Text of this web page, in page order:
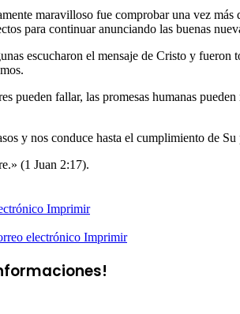
maravilloso fue comprobar una vez
para continuar anunciando las buenas
escucharon el mensaje de Cristo y
fallar, las promesas humanas
y nos conduce hasta el cumplimiento de
(1 Juan 2:17).
Imprimir
electrónico Imprimir